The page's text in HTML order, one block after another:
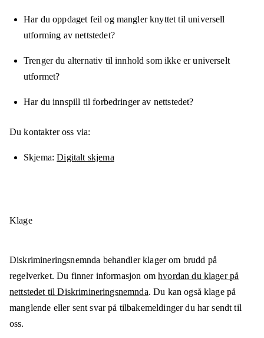
Har du oppdaget feil og mangler knyttet til universell
utforming av nettstedet?
Trenger du alternativ til innhold som ikke er universelt
utformet?
Har du innspill til forbedringer av nettstedet?
Du kontakter oss via:
Skjema Digitalt skjema
Klage
Diskrimineringsnemnda behandler klager om brudd på
regelverket. Du finner informasjon omhvordan du klager på
nettstedet til Diskrimineringsnemnda. Du kan også klage på
manglende eller sent svar på tilbakemeldinger du har sendt til
oss.